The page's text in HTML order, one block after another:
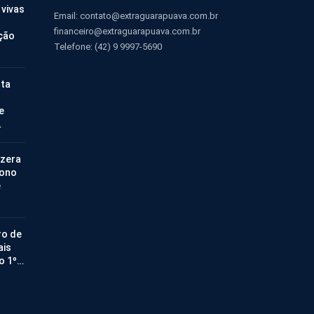
de
1º…
Email: contato@extraguarapuava.com.br
financeiro@extraguarapuava.com.br
Telefone: (42) 9 9997-5690